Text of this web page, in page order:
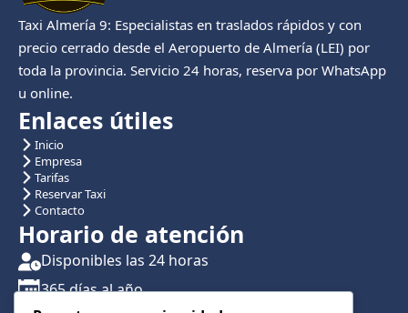
Taxi Almería 9: Especialistas en traslados rápidos y con
precio cerrado desde el Aeropuerto de Almería (LEI) por
toda la provincia. Servicio 24 horas, reserva por WhatsApp
u online.
Enlaces útiles
Inicio
Empresa
Tarifas
Reservar Taxi
Contacto
Horario de atención
Disponibles las 24 horas
365 días al año